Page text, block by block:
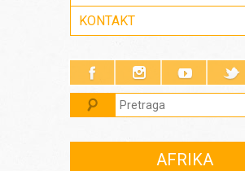
KONTAKT
AFRIKA